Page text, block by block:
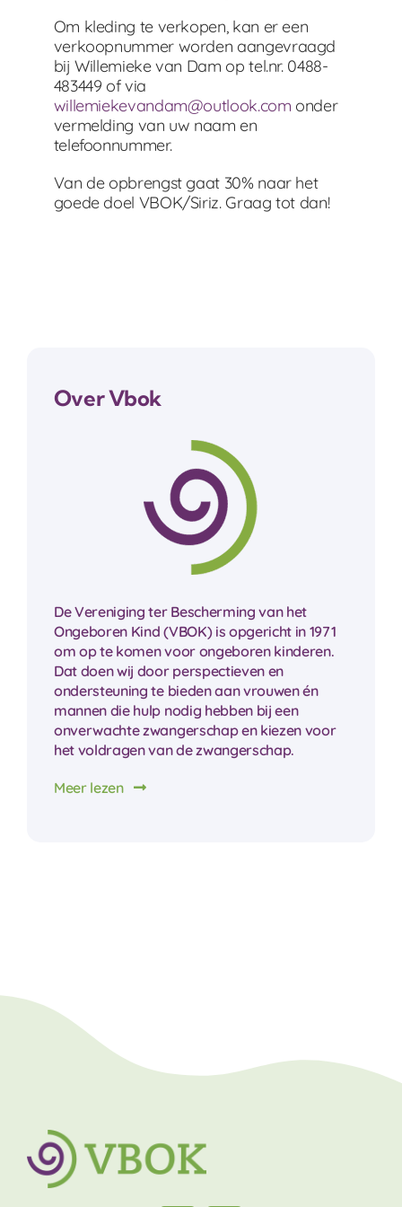
Om kleding te verkopen, kan er een
verkoopnummer worden aangevraagd
bij Willemieke van Dam op tel.nr. 0488-
483449 of via
willemiekevandam@outlook.com onder
vermelding van uw naam en
telefoonnummer.
Van de opbrengst gaat 30% naar het
goede doel VBOK/Siriz. Graag tot dan!
Over Vbok
De Vereniging ter Bescherming van het
Ongeboren Kind (VBOK) is opgericht in 1971
om op te komen voor ongeboren kinderen.
Dat doen wij door perspectieven en
ondersteuning te bieden aan vrouwen én
mannen die hulp nodig hebben bij een
onverwachte zwangerschap en kiezen voor
het voldragen van de zwangerschap.
Meer lezen